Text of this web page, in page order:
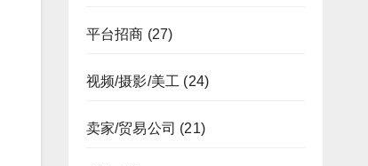
平台招商 (27)
视频/摄影/美工 (24)
卖家/贸易公司 (21)